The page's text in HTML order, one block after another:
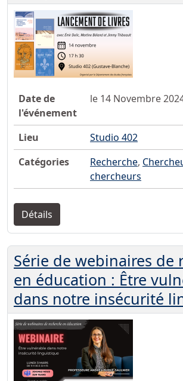
Date de
l'événement
le 14 Novembre
Lieu
Studio 402
Catégories
Recherche,
chercheurs
Détails
Série de webinaires de
en éducation : Être
dans notre insécurité